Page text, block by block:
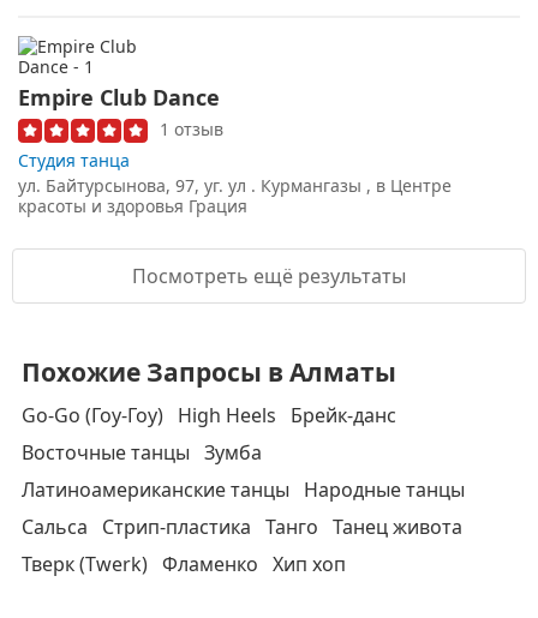
Empire Club Dance
1 отзыв
Студия танца
ул. Байтурсынова, 97, уг. ул . Курмангазы , в Центре
красоты и здоровья Грация
Посмотреть ещё результаты
Похожие Запросы в Алматы
Go-Go (Гоу-Гоу) High Heels
Брейк-данс
Восточные танцы Зумба
Латиноамериканские танцы
Народные танцы
Сальса
Стрип-пластика Танго Танец живота
Тверк (Twerk) Фламенко Хип хоп